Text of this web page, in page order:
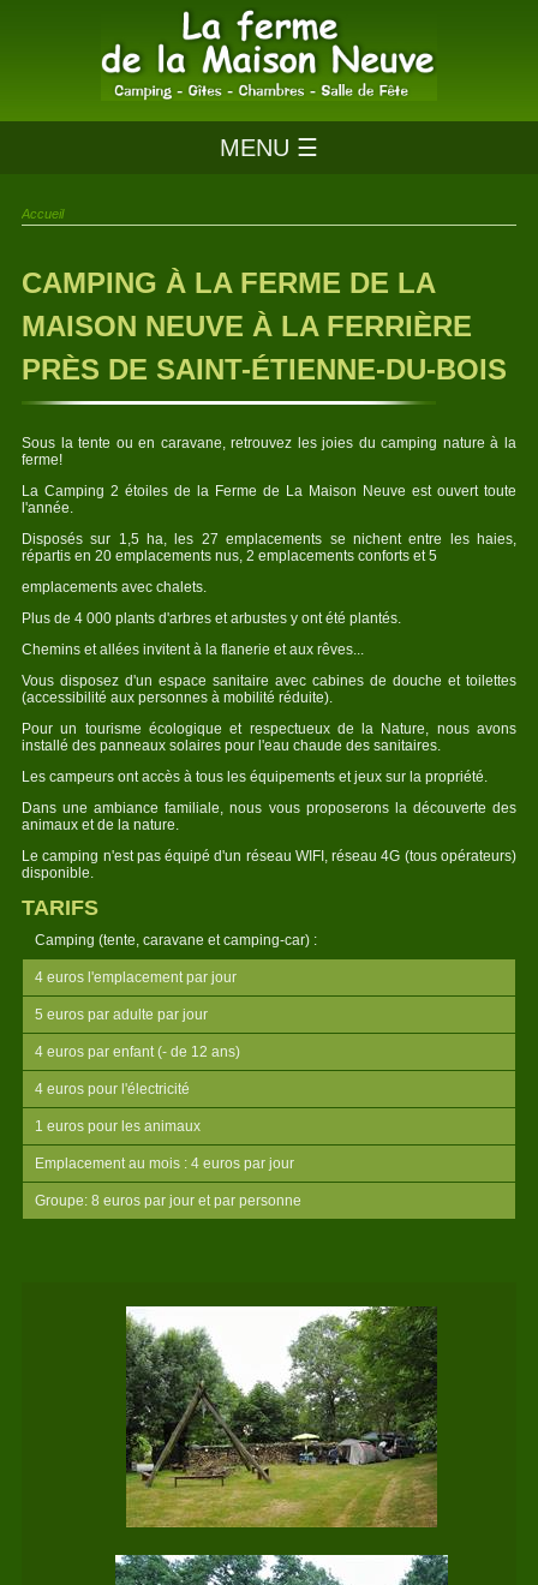
MENU ☰
Accueil
CAMPING À LA FERME DE LA
MAISON NEUVE À LA FERRIÈRE
PRÈS DE SAINT-ÉTIENNE-DU-BOIS
Sous la tente ou en caravane, retrouvez les joies du camping nature à la
ferme!
La Camping 2 étoiles de la Ferme de La Maison Neuve est ouvert toute
l'année.
Disposés sur 1,5 ha, les 27 emplacements se nichent entre les haies,
répartis en 20 emplacements nus, 2 emplacements conforts et 5
emplacements avec chalets.
Plus de 4 000 plants d'arbres et arbustes y ont été plantés.
Chemins et allées invitent à la flanerie et aux rêves...
Vous disposez d'un espace sanitaire avec cabines de douche et toilettes
(accessibilité aux personnes à mobilité réduite).
Pour un tourisme écologique et respectueux de la Nature, nous avons
installé des panneaux solaires pour l'eau chaude des sanitaires.
Les campeurs ont accès à tous les équipements et jeux sur la propriété.
Dans une ambiance familiale, nous vous proposerons la découverte des
animaux et de la nature.
Le camping n'est pas équipé d'un réseau WIFI, réseau 4G (tous opérateurs)
disponible.
TARIFS
Camping (tente, caravane et camping-car) :
4 euros l'emplacement par jour
5 euros par adulte par jour
4 euros par enfant (- de 12 ans)
4 euros pour l'électricité
1 euros pour les animaux
Emplacement au mois : 4 euros par jour
Groupe: 8 euros par jour et par personne